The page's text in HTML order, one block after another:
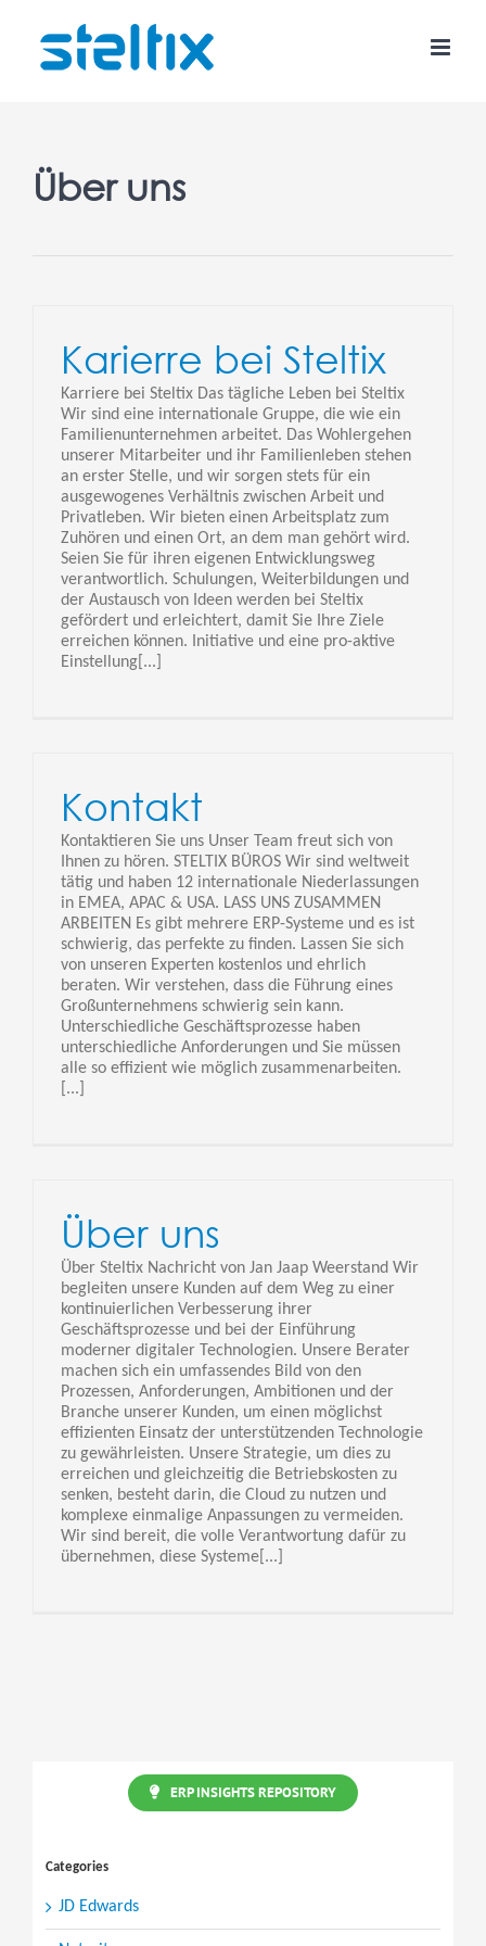
content
Über uns
Karierre bei Steltix
Karriere bei Steltix Das tägliche Leben bei Steltix
Wir sind eine internationale Gruppe, die wie ein
Familienunternehmen arbeitet. Das Wohlergehen
unserer Mitarbeiter und ihr Familienleben stehen
an erster Stelle, und wir sorgen stets für ein
ausgewogenes Verhältnis zwischen Arbeit und
Privatleben. Wir bieten einen Arbeitsplatz zum
Zuhören und einen Ort, an dem man gehört wird.
Seien Sie für ihren eigenen Entwicklungsweg
verantwortlich. Schulungen, Weiterbildungen und
der Austausch von Ideen werden bei Steltix
gefördert und erleichtert, damit Sie Ihre Ziele
erreichen können. Initiative und eine pro-aktive
Einstellung[...]
Kontakt
Kontaktieren Sie uns Unser Team freut sich von
Ihnen zu hören. STELTIX BÜROS Wir sind weltweit
tätig und haben 12 internationale Niederlassungen
in EMEA, APAC & USA. LASS UNS ZUSAMMEN
ARBEITEN Es gibt mehrere ERP-Systeme und es ist
schwierig, das perfekte zu finden. Lassen Sie sich
von unseren Experten kostenlos und ehrlich
beraten. Wir verstehen, dass die Führung eines
Großunternehmens schwierig sein kann.
Unterschiedliche Geschäftsprozesse haben
unterschiedliche Anforderungen und Sie müssen
alle so effizient wie möglich zusammenarbeiten.
[...]
Über uns
Über Steltix Nachricht von Jan Jaap Weerstand Wir
begleiten unsere Kunden auf dem Weg zu einer
kontinuierlichen Verbesserung ihrer
Geschäftsprozesse und bei der Einführung
moderner digitaler Technologien. Unsere Berater
machen sich ein umfassendes Bild von den
Prozessen, Anforderungen, Ambitionen und der
Branche unserer Kunden, um einen möglichst
effizienten Einsatz der unterstützenden Technologie
zu gewährleisten. Unsere Strategie, um dies zu
erreichen und gleichzeitig die Betriebskosten zu
senken, besteht darin, die Cloud zu nutzen und
komplexe einmalige Anpassungen zu vermeiden.
Wir sind bereit, die volle Verantwortung dafür zu
übernehmen, diese Systeme[...]
ERP INSIGHTS REPOSITORY
Categories
JD Edwards